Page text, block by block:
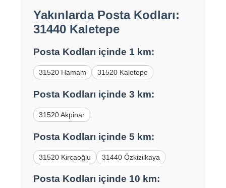
Yakınlarda Posta Kodları:
31440 Kaletepe
Posta Kodları içinde 1 km:
31520 Hamam 31520 Kaletepe
Posta Kodları içinde 3 km:
31520 Akpinar
Posta Kodları içinde 5 km:
31520 Kircaoğlu 31440 Özkizilkaya
Posta Kodları içinde 10 km: